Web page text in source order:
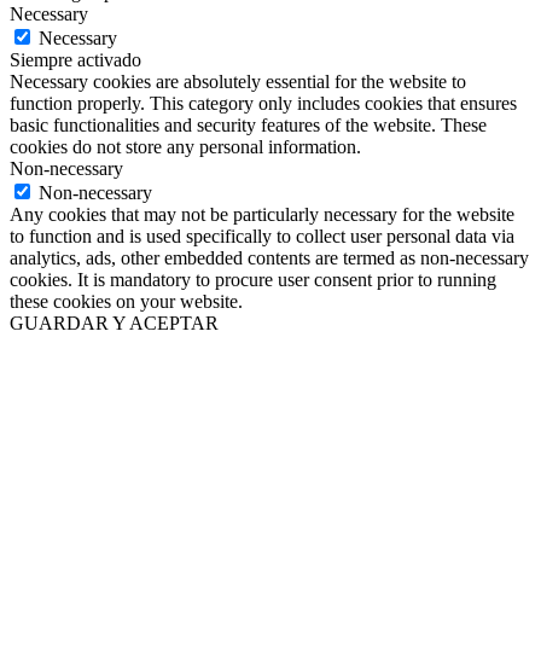
Necessary
Necessary
Siempre activado
Necessary cookies are absolutely essential for the website to
function properly. This category only includes cookies that ensures
basic functionalities and security features of the website. These
cookies do not store any personal information.
Non-necessary
Non-necessary
Any cookies that may not be particularly necessary for the website
to function and is used specifically to collect user personal data via
analytics, ads, other embedded contents are termed as non-necessary
cookies. It is mandatory to procure user consent prior to running
these cookies on your website.
GUARDAR Y ACEPTAR